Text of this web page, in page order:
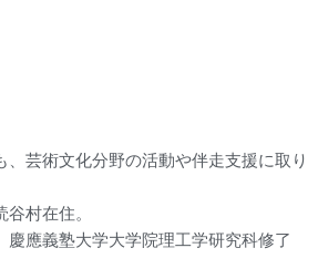
芸術文化分野の活動や伴走支援に取り
村在住。
應義塾大学大学院理工学研究科修了